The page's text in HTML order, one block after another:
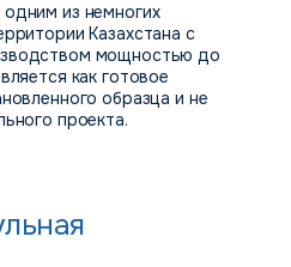
одним из немногих
Казахстана с
мощностью до
как готовое
образца и не
проекта.